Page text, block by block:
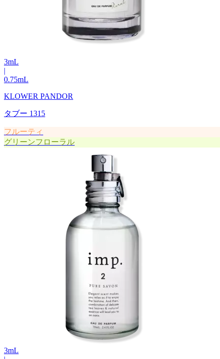
3mL
|
0.75mL
KLOWER PANDOR
タブー 1315
フルーティ
グリーンフローラル
3mL